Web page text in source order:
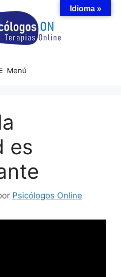
Menú
es
Psicólogos Online
Idioma »